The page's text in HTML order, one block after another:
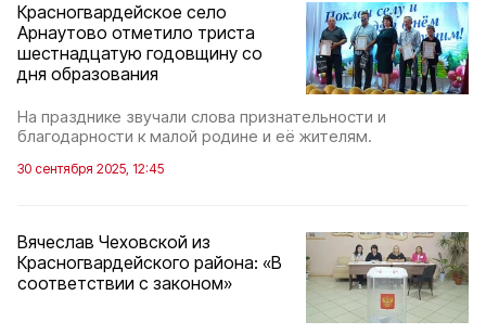
Красногвардейское село
Арнаутово отметило триста
шестнадцатую годовщину со
дня образования
На празднике звучали слова признательности и
благодарности к малой родине и её жителям.
30 сентября 2025, 12:45
Вячеслав Чеховской из
Красногвардейского района: «В
соответствии с законом»